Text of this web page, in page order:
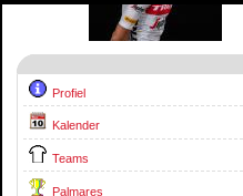
Profiel
Kalender
Teams
Palmares